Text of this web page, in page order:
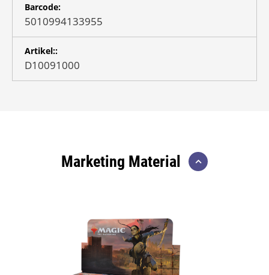
Barcode:
5010994133955
Artikel::
D10091000
Marketing Material